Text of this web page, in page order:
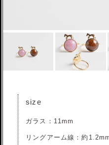
size
ガラス：11mm
リングアーム線：約